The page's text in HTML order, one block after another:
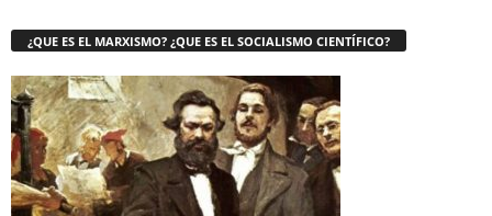
¿QUE ES EL MARXISMO? ¿QUE ES EL SOCIALISMO CIENTÍFICO?